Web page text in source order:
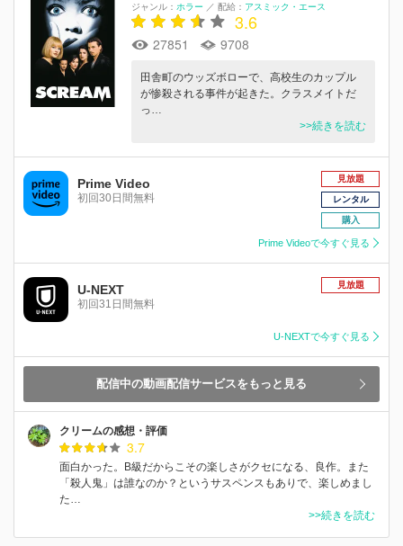
ジャンル： ホラー ／ 配給： アスミック・エース
3.6
27851 9708
田舎町のウッズボローで、高校生のカップル
が惨殺される事件が起きた。クラスメイトだ
っ…
>>続きを読む
Prime Video
初回30日間無料
見放題
レンタル
購入
Prime Videoで今すぐ見る
U-NEXT
初回31日間無料
見放題
U-NEXTで今すぐ見る
配信中の動画配信サービスをもっと見る
クリームの感想・評価
3.7
面白かった。B級だからこその楽しさがクセになる、良作。また
「殺人鬼」は誰なのか？というサスペンスもありで、楽しめまし
た…
>>続きを読む